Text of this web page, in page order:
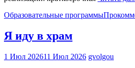
Образовательные программы
Я иду в храм
1 Июл 202611 Июл 2026 gvolgou